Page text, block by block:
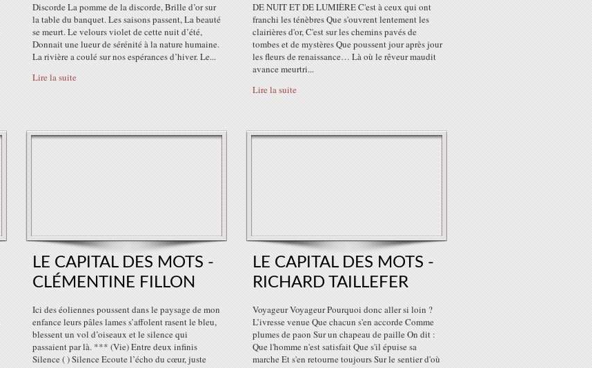
Discorde La pomme de la discorde, Brille d’or sur
la table du banquet. Les saisons passent, La beauté
se meurt. Le velours violet de cette nuit d’été,
Donnait une lueur de sérénité à la nature humaine.
La rivière a coulé sur nos espérances d’hiver. Le...
Lire la suite
DE NUIT ET DE LUMIÈRE C'est à ceux qui ont
franchi les ténèbres Que s'ouvrent lentement les
clairières d'or, C'est sur les chemins pavés de
tombes et de mystères Que poussent jour après jour
les fleurs de renaissance… Là où le rêveur maudit
avance meurtri...
Lire la suite
LE CAPITAL DES MOTS -
CLÉMENTINE FILLON
Ici des éoliennes poussent dans le paysage de mon
enfance leurs pâles lames s’affolent rasent le bleu,
blessent un vol d’oiseaux et le silence qui
passaient par là. *** (Vie) Entre deux infinis
Silence ( ) Silence Ecoute l’écho du cœur, juste
LE CAPITAL DES MOTS -
RICHARD TAILLEFER
Voyageur Voyageur Pourquoi donc aller si loin ?
L’ivresse venue Que chacun s'en accorde Comme
plumes de paon Sur un chapeau de paille On dit :
Que l'homme n'est satisfait Que s'il épuise sa
marche Et s'en retourne toujours Sur le sentier d'où